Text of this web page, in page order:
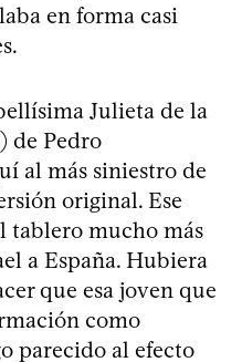
en forma casi
Julieta de la
de Pedro
al más siniestro de
original. Ese
mucho más
a España. Hubiera
que esa joven que
como
parecido al efecto